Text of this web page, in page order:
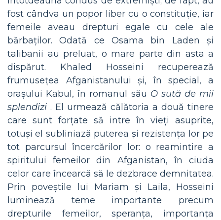
fost cândva un popor liber cu o constituție, iar
femeile aveau drepturi egale cu cele ale
bărbaților. Odată ce Osama bin Laden și
talibanii au preluat, o mare parte din asta a
dispărut. Khaled Hosseini recuperează
frumusețea Afganistanului și, în special, a
orașului Kabul, în romanul său O sută de mii
splendizi . El urmează călătoria a două tinere
care sunt forțate să intre în vieți asuprite,
totuși el subliniază puterea și rezistența lor pe
tot parcursul încercărilor lor: o reamintire a
spiritului femeilor din Afganistan, în ciuda
celor care încearcă să le dezbrace demnitatea.
Prin poveștile lui Mariam și Laila, Hosseini
luminează teme importante precum
drepturile femeilor, speranța, importanța